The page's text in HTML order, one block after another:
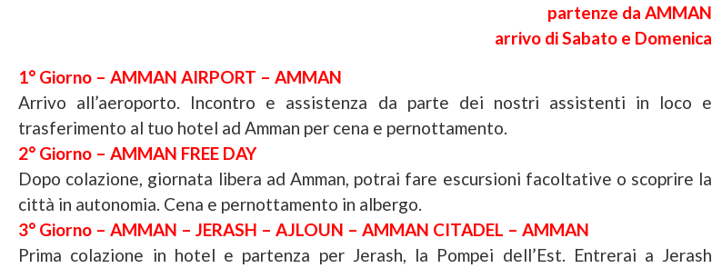
partenze da AMMAN
arrivo di Sabato e Domenica
1° Giorno – AMMAN AIRPORT – AMMAN
Arrivo all’aeroporto. Incontro e assistenza da parte dei nostri assistenti in loco e
trasferimento al tuo hotel ad Amman per cena e pernottamento.
2° Giorno – AMMAN FREE DAY
Dopo colazione, giornata libera ad Amman, potrai fare escursioni facoltative o scoprire la
città in autonomia. Cena e pernottamento in albergo.
3° Giorno – AMMAN – JERASH – AJLOUN – AMMAN CITADEL – AMMAN
Prima colazione in hotel e partenza per Jerash, la Pompei dell’Est. Entrerai a Jerash